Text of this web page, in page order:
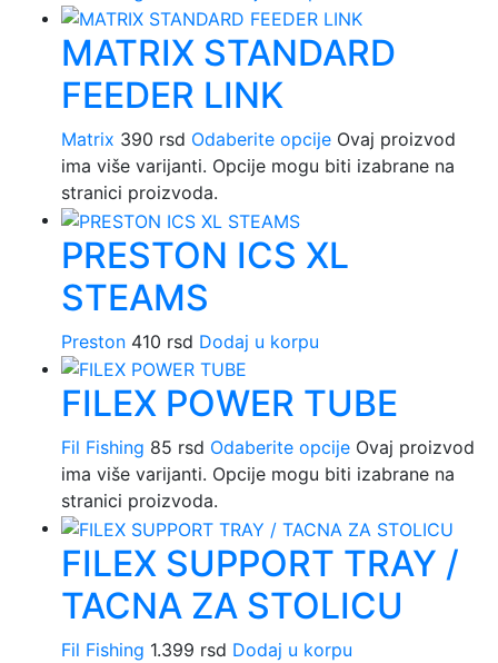
MATRIX STANDARD
FEEDER LINK
Matrix 390 rsd Odaberite opcije Ovaj proizvod
ima više varijanti. Opcije mogu biti izabrane na
stranici proizvoda.
PRESTON ICS XL
STEAMS
Preston 410 rsd Dodaj u korpu
FILEX POWER TUBE
Fil Fishing 85 rsd Odaberite opcije Ovaj proizvod
ima više varijanti. Opcije mogu biti izabrane na
stranici proizvoda.
FILEX SUPPORT TRAY /
TACNA ZA STOLICU
Fil Fishing 1.399 rsd Dodaj u korpu